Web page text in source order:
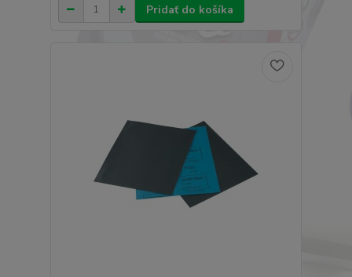
Pridať do košíka